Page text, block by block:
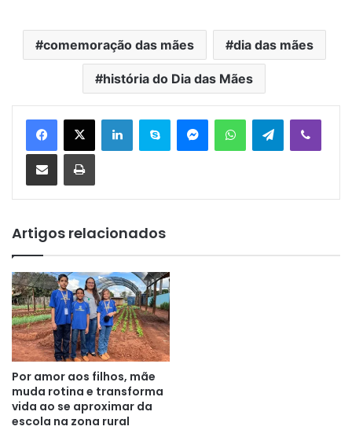
comemoração das mães dia das mães
história do Dia das Mães
Telegram
Artigos relacionados
Por amor aos filhos, mãe
muda rotina e transforma
vida ao se aproximar da
escola na zona rural